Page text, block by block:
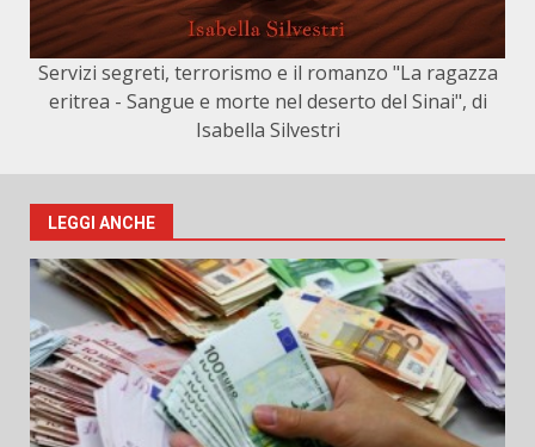
Servizi segreti, terrorismo e il romanzo "La ragazza
eritrea - Sangue e morte nel deserto del Sinai", di
Isabella Silvestri
LEGGI ANCHE